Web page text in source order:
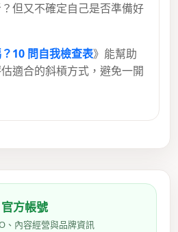
但又不確定自己是否準備好
10 問自我檢查表》能幫助
適合的斜槓方式，避免一開
方帳號
、內容經營與品牌資訊